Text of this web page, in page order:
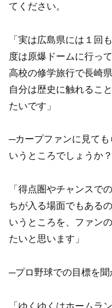
てください。
「実は広島県には１回
度は原爆ドームに行っ
高校の修学旅行で長崎
自分は歴史に触れるこ
たいです」
─カープファンに見ても
いうところでしょうか？
「得点圏やチャンスで
ちが入る場面でもある
いうところを、ファン
たいと思います」
─プロ野球での目標を聞
「ゆくゆくはホームラ